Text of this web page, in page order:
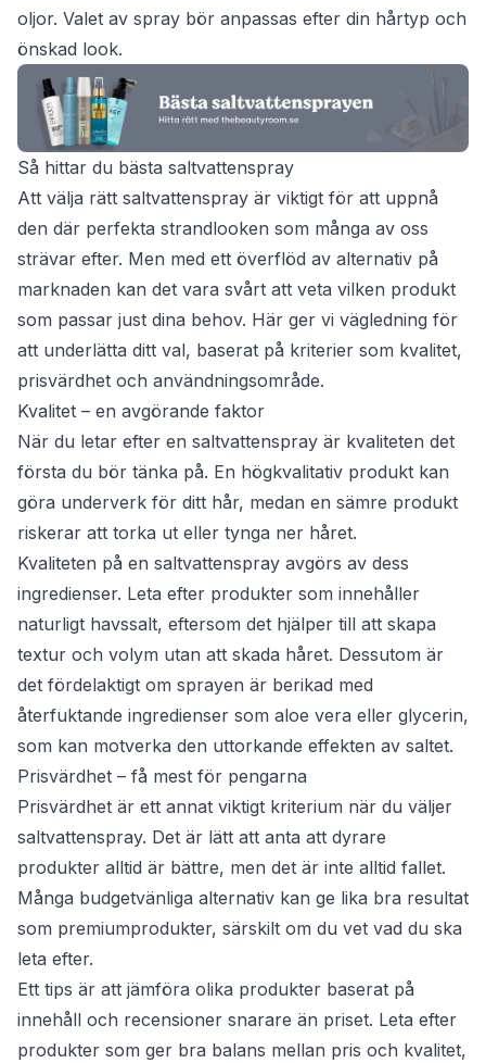
oljor. Valet av spray bör anpassas efter din hårtyp och
önskad look.
Så hittar du bästa saltvattenspray
Att välja rätt saltvattenspray är viktigt för att uppnå
den där perfekta strandlooken som många av oss
strävar efter. Men med ett överflöd av alternativ på
marknaden kan det vara svårt att veta vilken produkt
som passar just dina behov. Här ger vi vägledning för
att underlätta ditt val, baserat på kriterier som kvalitet,
prisvärdhet och användningsområde.
Kvalitet – en avgörande faktor
När du letar efter en saltvattenspray är kvaliteten det
första du bör tänka på. En högkvalitativ produkt kan
göra underverk för ditt hår, medan en sämre produkt
riskerar att torka ut eller tynga ner håret.
Kvaliteten på en saltvattenspray avgörs av dess
ingredienser. Leta efter produkter som innehåller
naturligt havssalt, eftersom det hjälper till att skapa
textur och volym utan att skada håret. Dessutom är
det fördelaktigt om sprayen är berikad med
återfuktande ingredienser som aloe vera eller glycerin,
som kan motverka den uttorkande effekten av saltet.
Prisvärdhet – få mest för pengarna
Prisvärdhet är ett annat viktigt kriterium när du väljer
saltvattenspray. Det är lätt att anta att dyrare
produkter alltid är bättre, men det är inte alltid fallet.
Många budgetvänliga alternativ kan ge lika bra resultat
som premiumprodukter, särskilt om du vet vad du ska
leta efter.
Ett tips är att jämföra olika produkter baserat på
innehåll och recensioner snarare än priset. Leta efter
produkter som ger bra balans mellan pris och kvalitet,